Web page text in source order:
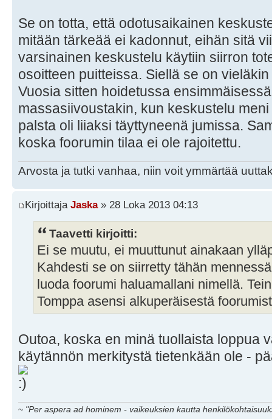
Se on totta, että odotusaikainen
mitään tärkeää ei kadonnut, eihän sitä
varsinainen keskustelu käytiin siirron
osoitteen puitteissa. Siellä se on
Vuosia sitten hoidetussa
massasiivoustakin, kun keskustelu
palsta oli liiaksi täyttyneenä jumissa.
koska foorumin tilaa ei ole rajoitettu.
Arvosta ja tutki vanhaa, niin voit ymmärtää
Kirjoittaja Jaska» 28 Loka 2013 04:13
Taavetti kirjoitti:
Ei se muutu, ei muuttunut ainakaan
Kahdesti se on siirretty tähän
luoda foorumi haluamallani nimellä.
Tomppa asensi alkuperäisestä
Outoa, koska en minä tuollaista loppua
käytännön merkitystä tietenkään ole -
~ "Per aspera ad hominem - vaikeuksien kautta